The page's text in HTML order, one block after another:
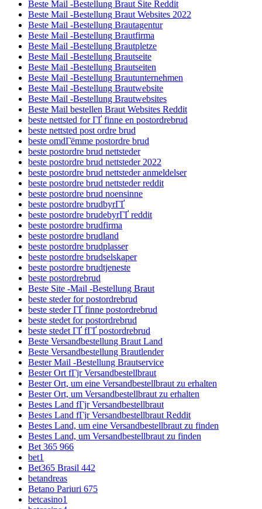
Beste Mail -Bestellung Braut Site Reddit
Beste Mail -Bestellung Braut Websites 2022
Beste Mail -Bestellung Brautagentur
Beste Mail -Bestellung Brautfirma
Beste Mail -Bestellung Brautpletze
Beste Mail -Bestellung Brautseite
Beste Mail -Bestellung Brautseiten
Beste Mail -Bestellung Brautunternehmen
Beste Mail -Bestellung Brautwebsite
Beste Mail -Bestellung Brautwebsites
Beste Mail bestellen Braut Websites Reddit
beste nettsted for ГҐ finne en postordrebrud
beste nettsted post ordre brud
beste omdГёmme postordre brud
beste postordre brud nettsteder
beste postordre brud nettsteder 2022
beste postordre brud nettsteder anmeldelser
beste postordre brud nettsteder reddit
beste postordre brud noensinne
beste postordre brudbyrГҐ
beste postordre brudebyrГҐ reddit
beste postordre brudfirma
beste postordre brudland
beste postordre brudplasser
beste postordre brudselskaper
beste postordre brudtjeneste
beste postordrebrud
Beste Site -Mail -Bestellung Braut
beste steder for postordrebrud
beste steder ГҐ finne postordrebrud
beste stedet for postordrebrud
beste stedet ГҐ fГҐ postordrebrud
Beste Versandbestellung Braut Land
Beste Versandbestellung Brautlender
Bester Mail -Bestellung Brautservice
Bester Ort fГјr Versandbestellbraut
Bester Ort, um eine Versandbestellbraut zu erhalten
Bester Ort, um Versandbestellbraut zu erhalten
Bestes Land fГјr Versandbestellbraut
Bestes Land fГјr Versandbestellbraut Reddit
Bestes Land, um eine Versandbestellbraut zu finden
Bestes Land, um Versandbestellbraut zu finden
Bet 365 966
bet1
Bet365 Brasil 442
betandreas
Betano Pariuri 675
betcasino1